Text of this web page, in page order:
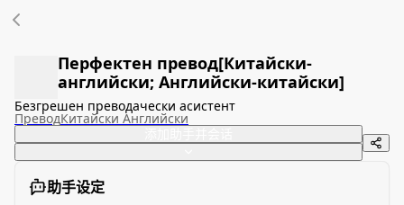
Перфектен превод[Китайски-
английски; Английски-китайски]
Безгрешен преводачески асистент
ПреводКитайски Английски
助手设定